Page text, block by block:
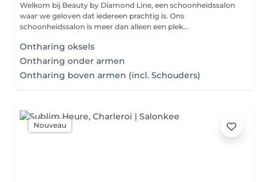
Welkom bij Beauty by Diamond Line, een schoonheidssalon
waar we geloven dat iedereen prachtig is. Ons
schoonheidssalon is meer dan alleen een plek...
Ontharing oksels
Ontharing onder armen
Ontharing boven armen (incl. Schouders)
Nouveau